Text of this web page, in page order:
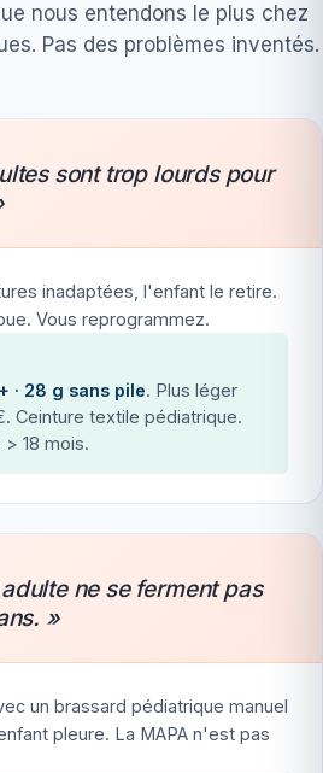
nous entendons le plus chez
Pas des problèmes inventés.
sont trop lourds pour
inadaptées, l'enfant le retire.
Vous reprogrammez.
· 28 g sans pile. Plus léger
Ceinture textile pédiatrique.
18 mois.
ne se ferment pas
»
un brassard pédiatrique manuel
pleure. La MAPA n'est pas